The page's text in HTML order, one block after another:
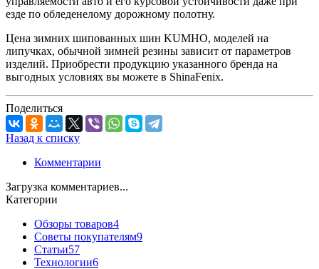
езде по обледенелому дорожному полотну.
Цена зимних шипованных шин KUMHO, моделей на
липучках, обычной зимней резины зависит от параметров
изделий. Приобрести продукцию указанного бренда на
выгодных условиях вы можете в ShinaFenix.
Поделиться
Назад к списку
Комментарии
Загрузка комментариев...
Категории
Обзоры товаров4
Советы покупателям9
Статьи57
Технологии6